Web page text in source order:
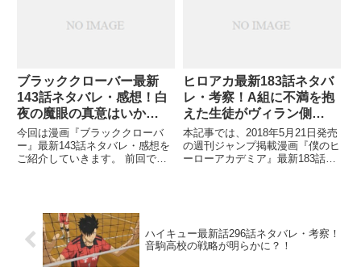
たえのある試合になってきまし
ブラッククローバー最新
143話ネタバレ・感想！白
夜の魔眼の真意はいか
に？！
今回は漫画『ブラッククローバ
ー』最新143話ネタバレ・感想を
ご紹介していきます。 前回で気
緯が経緯だけになんとも言えない
状況です。 それっぽい伏線は
ヒロアカ最新183話ネタバ
レ・考察！A組に不満を抱
えた生徒がヴィラン側
に？！
本記事では、2018年5月21日発売
の週刊ジャンプ掲載漫画『僕のヒ
ーローアカデミア』最新183話の
ハイキュー最新話296話ネタバレ・考察！
音駒高校の戦略が明らかに？！